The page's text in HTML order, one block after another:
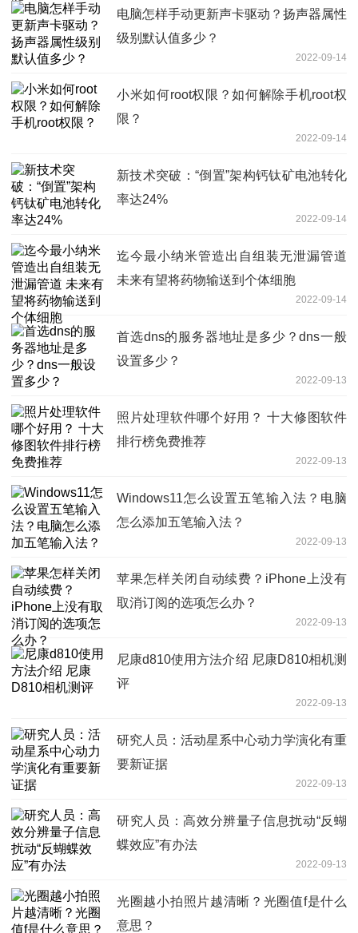
电脑怎样手动更新声卡驱动？扬声器属性
级别默认值多少？
2022-09-14
小米如何root权限？如何解除手机root权
限？
2022-09-14
新技术突破：“倒置”架构钙钛矿电池转化
率达24%
2022-09-14
迄今最小纳米管造出自组装无泄漏管道
未来有望将药物输送到个体细胞
2022-09-14
首选dns的服务器地址是多少？dns一般
设置多少？
2022-09-13
照片处理软件哪个好用？ 十大修图软件
排行榜免费推荐
2022-09-13
Windows11怎么设置五笔输入法？电脑
怎么添加五笔输入法？
2022-09-13
苹果怎样关闭自动续费？iPhone上没有
取消订阅的选项怎么办？
2022-09-13
尼康d810使用方法介绍 尼康D810相机测
评
2022-09-13
研究人员：活动星系中心动力学演化有重
要新证据
2022-09-13
研究人员：高效分辨量子信息扰动“反蝴
蝶效应”有办法
2022-09-13
光圈越小拍照片越清晰？光圈值f是什么
意思？